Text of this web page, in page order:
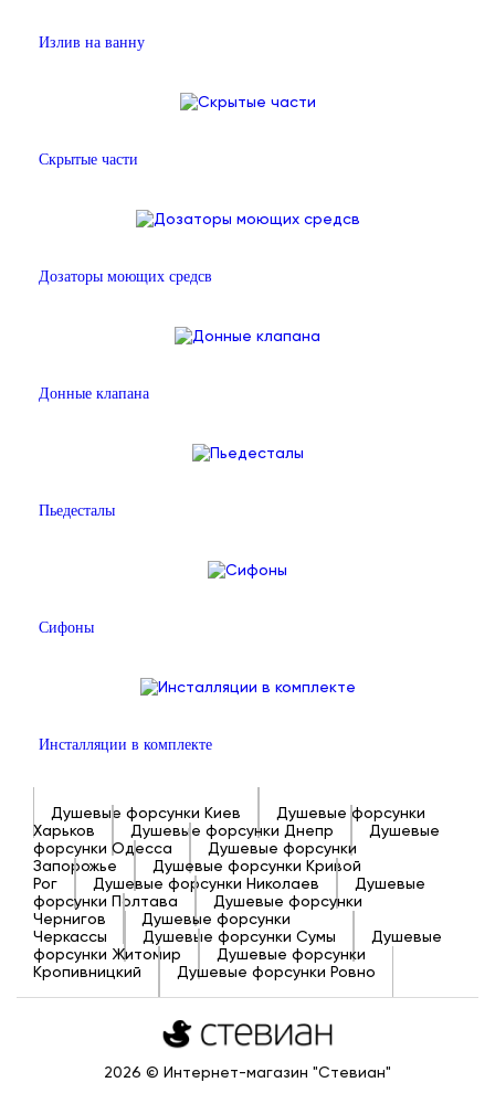
Излив на ванну
Скрытые части
Дозаторы моющих средсв
Донные клапана
Пьедесталы
Сифоны
Инсталляции в комплекте
Душевые форсунки Киев
Душевые форсунки
Харьков
Душевые форсунки Днепр
Душевые
форсунки Одесса
Душевые форсунки
Запорожье
Душевые форсунки Кривой
Рог
Душевые форсунки Николаев
Душевые
форсунки Полтава
Душевые форсунки
Чернигов
Душевые форсунки
Черкассы
Душевые форсунки Сумы
Душевые
форсунки Житомир
Душевые форсунки
Кропивницкий
Душевые форсунки Ровно
2026 © Интернет-магазин "Стевиан"